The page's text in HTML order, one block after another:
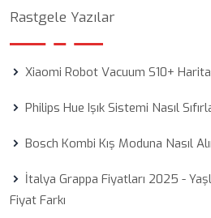
Rastgele Yazılar
Xiaomi Robot Vacuum S10+
Philips Hue Işık Sistemi Nasıl
Bosch Kombi Kış Moduna Nasıl
İtalya Grappa Fiyatları 2025 -
Fiyat Farkı